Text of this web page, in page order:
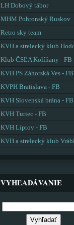
LH Dobový tábor
MHM Pohronský Ruskov
Retro sky team
KVH a strelecký klub
Klub ČSĽA Kolíňany - FB
KVH PS Záhorská Ves - FB
KVPH Bratislava - FB
KVH Slovenská brána - FB
KVH Turiec - FB
KVH Liptov - FB
KVH a strelecký klub
VYHĽADÁVANIE